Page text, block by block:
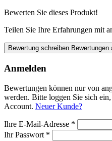
Bewerten Sie dieses Produkt!
Teilen Sie Ihre Erfahrungen mit
Bewertung schreiben Bewertungen
Anmelden
Bewertungen können nur von
werden. Bitte loggen Sie sich
Account. Neuer Kunde?
Ihre E-Mail-Adresse *
Ihr Passwort *